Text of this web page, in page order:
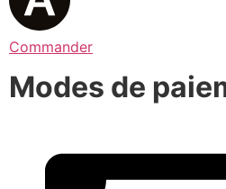
Commander
Modes de